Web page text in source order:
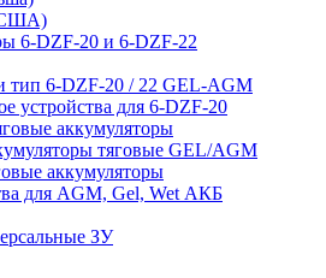
6-DZF-20 и 6-DZF-22
тип 6-DZF-20 / 22 GEL-AGM
устройства для 6-DZF-20
аккумуляторы
тяговые GEL/AGM
аккумуляторы
для AGM, Gel, Wet АКБ
ЗУ